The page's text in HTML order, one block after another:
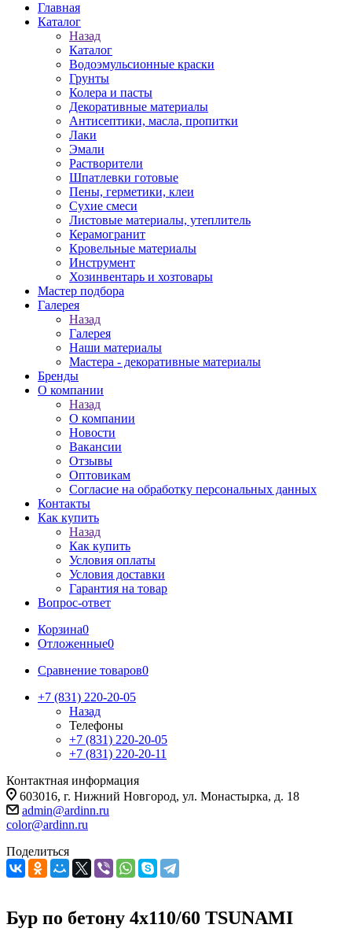
Главная
Каталог
Назад
Каталог
Водоэмульсионные краски
Грунты
Колера и пасты
Декоративные материалы
Антисептики, масла, пропитки
Лаки
Эмали
Растворители
Шпатлевки готовые
Пены, герметики, клеи
Сухие смеси
Листовые материалы, утеплитель
Керамогранит
Кровельные материалы
Инструмент
Хозинвентарь и хозтовары
Мастер подбора
Галерея
Назад
Галерея
Наши материалы
Мастера - декоративные материалы
Бренды
О компании
Назад
О компании
Новости
Вакансии
Отзывы
Оптовикам
Cогласие на обработку персональных данных
Контакты
Как купить
Назад
Как купить
Условия оплаты
Условия доставки
Гарантия на товар
Вопрос-ответ
Корзина0
Отложенные0
Сравнение товаров0
+7 (831) 220-20-05
Назад
Телефоны
+7 (831) 220-20-05
+7 (831) 220-20-11
Контактная информация
603016, г. Нижний Новгород, ул. Монастырка, д. 18
admin@ardinn.ru
color@ardinn.ru
Поделиться
Бур по бетону 4х110/60 TSUNAMI